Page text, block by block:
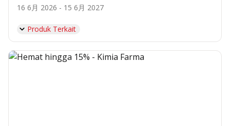
16 6月 2026 - 15 6月 2027
Produk Terkait